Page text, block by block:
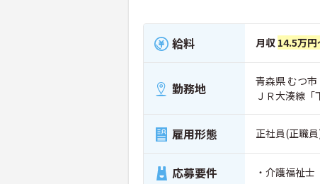
給料 月収 14.5万
勤務地
青森県 むつ
ＪＲ大湊線
雇用形態 正社員(正職
応募要件 ・介護福祉